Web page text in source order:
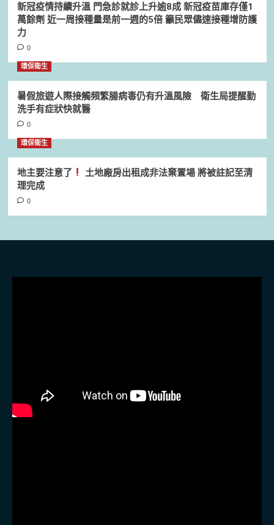
新冠疫情持續升溫 門急診就診上升逾8成 新冠疫苗庫存僅1
萬餘劑 近一周接種量是前一週的5倍 籲民眾儘速接種增防護
力
0
環保衛生
暑假旅遊人際接觸頻繁腸病毒仍有升溫風險 衛生局提醒勤
洗手有症狀快就醫
0
環保衛生
地主要注意了
土地廠房出租成非法棄置場 將被註記至清
理完成
0